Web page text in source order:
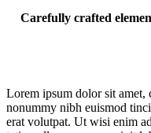
Carefully crafted
Lorem ipsum dolor sit amet,
nonummy nibh euismod
erat volutpat. Ut wisi enim